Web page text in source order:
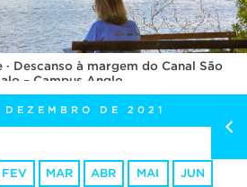
Descanso à margem do Canal São
– Campus Anglo
DE 2021
FEV MAR ABR MAI JUN